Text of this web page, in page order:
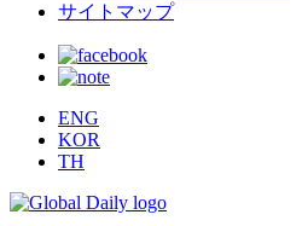
サイトマップ
ENG
KOR
TH